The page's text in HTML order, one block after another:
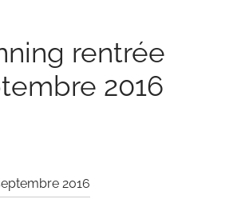
rentrée
2016
2016